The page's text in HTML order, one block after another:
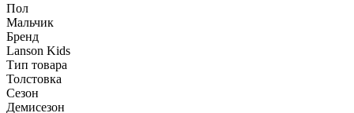
Пол
Мальчик
Бренд
Lanson Kids
Тип товара
Толстовка
Сезон
Демисезон